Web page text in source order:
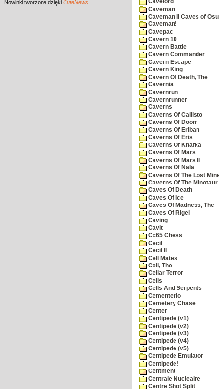
Nowinki tworzone dzięki CuteNews
Cavelord
Caveman
Caveman II Caves of
Caveman!
Cavepac
Cavern 10
Cavern Battle
Cavern Commander
Cavern Escape
Cavern King
Cavern Of Death, The
Cavernia
Cavernrun
Cavernrunner
Caverns
Caverns Of Callisto
Caverns Of Doom
Caverns Of Eriban
Caverns Of Eris
Caverns Of Khafka
Caverns Of Mars
Caverns Of Mars II
Caverns Of Nala
Caverns Of The Lost
Caverns Of The Minotaur
Caves Of Death
Caves Of Ice
Caves Of Madness, The
Caves Of Rigel
Caving
Cavit
Cc65 Chess
Cecil
Cecil II
Cell Mates
Cell, The
Cellar Terror
Cells
Cells And Serpents
Cementerio
Cemetery Chase
Center
Centipede (v1)
Centipede (v2)
Centipede (v3)
Centipede (v4)
Centipede (v5)
Centipede Emulator
Centipede!
Centment
Centrale Nucleaire
Centre Shot Split